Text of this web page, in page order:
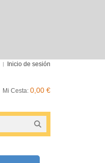
Inicio de sesión
Mi Cesta: 0,00 €